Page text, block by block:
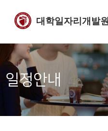
대학일자리개발원
일정안내